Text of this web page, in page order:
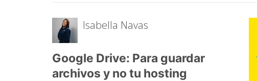
Isabella Navas
Google Drive: Para guardar
archivos y no tu hosting